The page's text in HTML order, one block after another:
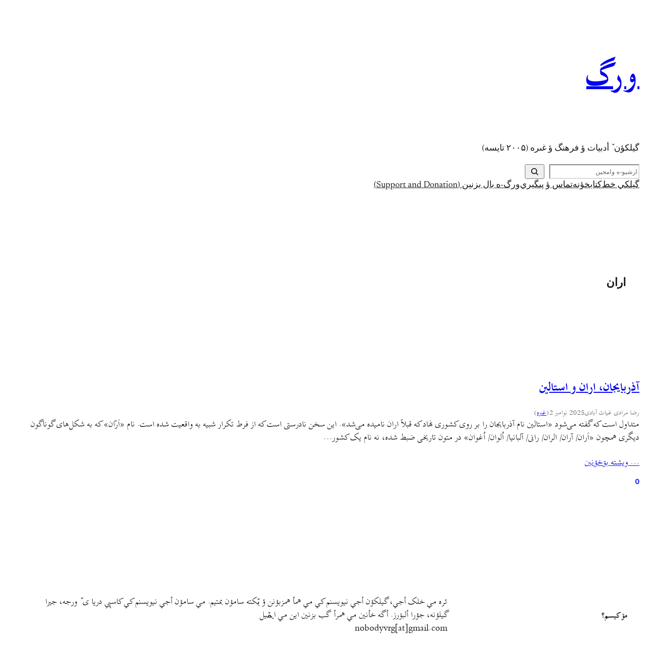
ورگ
گيلکؤن ٚ أدبیات ؤ فرهنگ ؤ غىره (۲۰۰۵ تايسه)
ج
س
تگيلکي خط کتابخؤنهتماس ؤ پىگيريورگ-ه بال بزنين (Support and Donation)
اران
آذربایجان، اران و استالین
رضا مرادی غیاث آبادی2025 نوامبر 2 (غىره)
متداول است که گفته می‌شود «استالین نام آذربایجان را بر روی کشوری نهاد که قبلاً اران نامیده می‌شد». این سخن نادرستی است که از فرط تکرار شبیه به واقعیت شده است. نام «اَرّان» که به شکل‌های گوناگون
دیگری همچون «اَران/ آران/ الران/ رانی/ آلبانیا/ اُلوان/ اُغوان» در متون تاریخی ضبط شده، نه نام یک کشور…
… ويشته بۊخؤنين
0
مۊ کيسم؟
ئره مي خلک أجي، گيلکؤن أجي نيويسنم کي مي همأ همزبؤنن ؤ يٚکته سامؤن بمتيم. مي سامؤن أجي نيويسنم کي کاسپي دريا ی ٚ ورجه، جيرا
گيلؤنه، جؤرا ألبۊرز. أگه خأنين مي همرأ گب بزنين اين مي ايمٚیل‌ ‌
nobodyvrg[at]gmail.com